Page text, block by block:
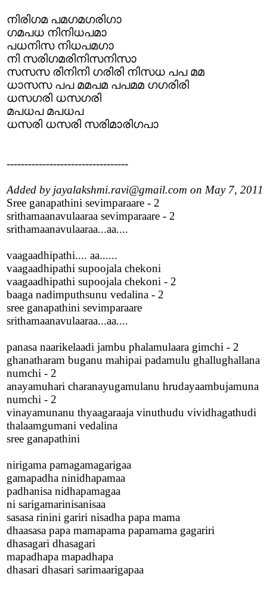
നിരിഗമ പമഗമഗരിഗാ
ഗമപധ നിനിധപമാ
പധനിസ നിധപമഗാ
നി സരിഗമരിനിസനിസാ
സസസ രിനിനി ഗരിരി നിസധ പപ മമ
ധാസസ പപ മമപമ പപമമ ഗഗരിരി
ധസഗരി ധസഗരി
മപധപ മപധപ
ധസരി ധസരി സരിമാരിഗപാ
----------------------------------
Added by jayalakshmi.ravi@gmail.com on May 7, 2011
Sree ganapathini sevimparaare - 2
srithamaanavulaaraa sevimparaare - 2
srithamaanavulaaraa...aa....
vaagaadhipathi.... aa......
vaagaadhipathi supoojala chekoni
vaagaadhipathi supoojala chekoni - 2
baaga nadimputhsunu vedalina - 2
sree ganapathini sevimparaare
srithamaanavulaaraa...aa....
panasa naarikelaadi jambu phalamulaara gimchi - 2
ghanatharam buganu mahipai padamulu ghallughallana
numchi - 2
anayamuhari charanayugamulanu hrudayaambujamuna
numchi - 2
vinayamunanu thyaagaraaja vinuthudu vividhagathudi
thalaamgumani vedalina
sree ganapathini
nirigama pamagamagarigaa
gamapadha ninidhapamaa
padhanisa nidhapamagaa
ni sarigamarinisanisaa
sasasa rinini gariri nisadha papa mama
dhaasasa papa mamapama papamama gagariri
dhasagari dhasagari
mapadhapa mapadhapa
dhasari dhasari sarimaarigapaa